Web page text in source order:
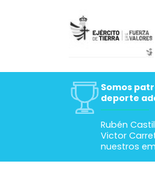
Somos
deporte
Rubén
Victor
nuestros